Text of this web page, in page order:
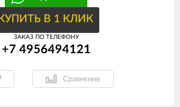
КУПИТЬ В 1 КЛИК
ЗАКАЗ ПО ТЕЛЕФОНУ
+7 4956494121
Сравнение